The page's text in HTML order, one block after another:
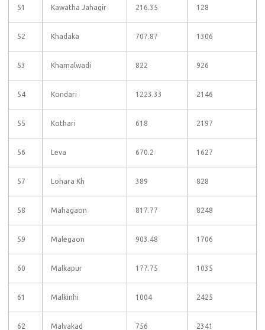
51 Kawatha Jahagir 216.35 128
52 Khadaka 707.87 1306
53 Khamalwadi 822 926
54 Kondari 1223.33 2146
55 Kothari 618 2197
56 Leva 670.2 1627
57 Lohara Kh 389 828
58 Mahagaon 817.77 8248
59 Malegaon 903.48 1706
60 Malkapur 177.75 1035
61 Malkinhi 1004 2425
62 Malvakad 756 2341